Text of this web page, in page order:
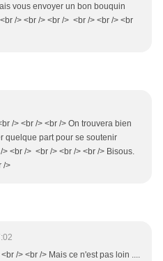
vous envoyer un bon bouquin
/> <br /> <br /> <br /> <br /> <br
/> <br /> <br /> On trouvera bien
quelque part pour se soutenir
<br /> <br /> <br /> <br /> Bisous.
/>
/> <br /> Mais ce n'est pas loin ....